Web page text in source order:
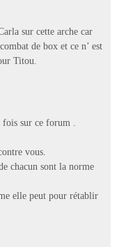
sur cette arche car
de box et ce n’ est
Titou.
fois sur ce forum .
vous.
chacun sont la norme
elle peut pour rétablir